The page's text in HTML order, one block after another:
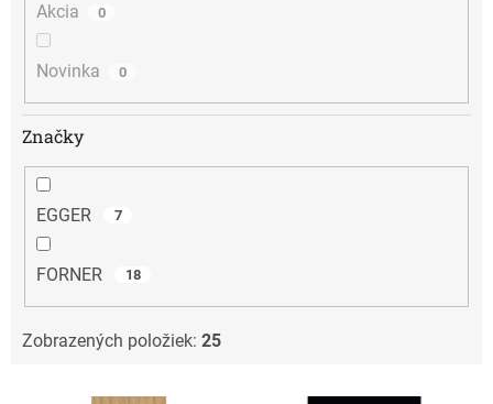
Akcia 0
Novinka 0
Značky
EGGER 7
FORNER 18
Zobrazených položiek: 25